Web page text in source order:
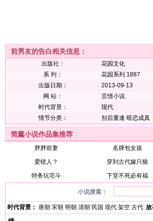
前男友的告白相关信息：
出版社：
花园文化
系 列：
花园系列 1887
出版日期：
2013-09-13
网 站：
言情小说
时代背景：
现代
情节分类：
别后重逢 暗恋成真
简薰小说作品集推荐
胖胖前妻 名牌包女孩
爱错人？
穿到古代嫁只狼
特务玩宅斗
下堂不死必有福
小说搜索：
时代背景： 唐朝 宋朝 明朝 清朝 民国 现代 架空 古代 故